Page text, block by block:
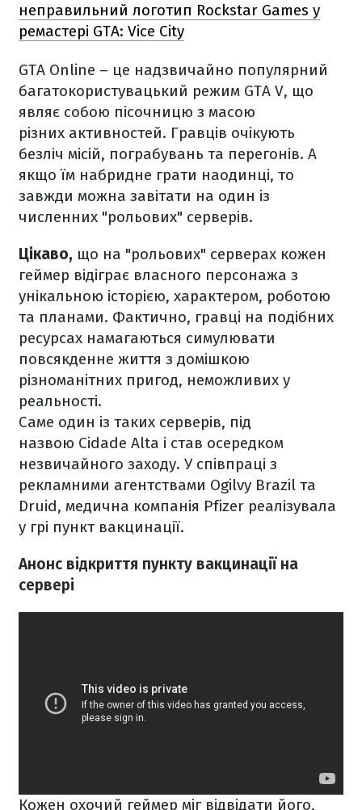
неправильний логотип Rockstar Games у
ремастері GTA: Vice City
GTA Online – це надзвичайно популярний
багатокористувацький режим GTA V, що
являє собою пісочницю з масою
різних активностей. Гравців очікують
безліч місій, пограбувань та перегонів. А
якщо їм набридне грати наодинці, то
завжди можна завітати на один із
численних "рольових" серверів.
Цікаво, що на "рольових" серверах кожен
геймер відіграє власного персонажа з
унікальною історією, характером, роботою
та планами. Фактично, гравці на подібних
ресурсах намагаються симулювати
повсякденне життя з домішкою
різноманітних пригод, неможливих у
реальності.
Саме один із таких серверів, під
назвою Cidade Alta і став осередком
незвичайного заходу. У співпраці з
рекламними агентствами Ogilvy Brazil та
Druid, медична компанія Pfizer реалізувала
у грі пункт вакцинації.
Анонс відкриття пункту вакцинації на
сервері
Кожен охочий геймер міг відвідати його,